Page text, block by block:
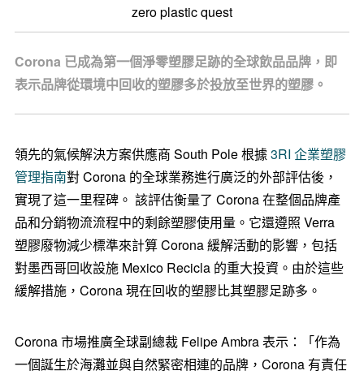
zero plastic quest
Corona 已成為第一個淨零塑膠足跡的全球飲品品牌，即
表示品牌從環境中回收的塑膠多於投放至世界的塑膠。
領先的氣候解決方案供應商 South Pole 根據3RI 企業塑膠
管理指南對 Corona 的全球業務進行廣泛的外部評估後，
實現了這一里程碑。 該評估衡量了 Corona 在整個品牌產
品和分銷物流流程中的剩餘塑膠使用量。它還遵照 Verra
塑膠廢物減少標準來計算 Corona 緩解活動的影響，包括
對墨西哥回收設施 Mexico Recicla 的重大投資。由於這些
緩解措施，Corona 現在回收的塑膠比其塑膠足跡多。
Corona 市場推廣全球副總裁 Felipe Ambra 表示：「作為
一個誕生於海灘並與自然緊密相連的品牌，Corona 有責任